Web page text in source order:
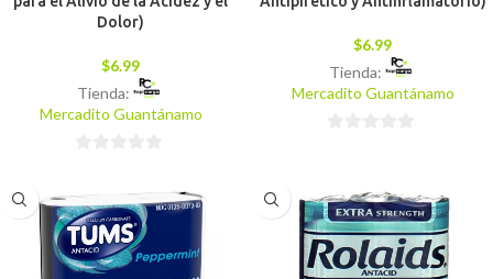
Dolor)
$6.99
Tienda:
Mercadito Guantánamo
5
$6.99
Tienda:
Mercadito Guantánamo
5